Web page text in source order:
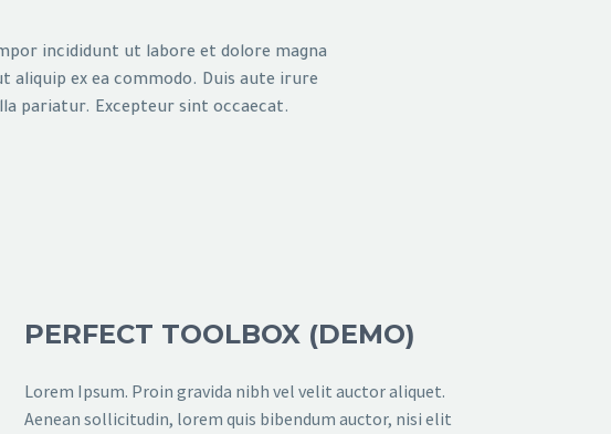
incididunt ut labore et dolore magna
ex ea commodo. Duis aute irure
pariatur. Excepteur sint occaecat.
PERFECT TOOLBOX (DEMO)
Lorem Ipsum. Proin gravida nibh vel velit auctor aliquet.
Aenean sollicitudin, lorem quis bibendum auctor, nisi elit